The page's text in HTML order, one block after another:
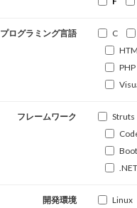
プログラミング言語 C
PHP
フレームワーク Struts
開発環境 Linux